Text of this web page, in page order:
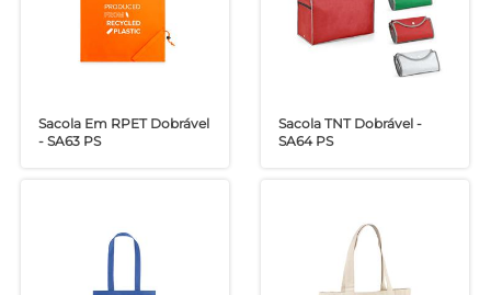
Sacola Em RPET Dobrável
- SA63 PS
Sacola TNT Dobrável -
SA64 PS